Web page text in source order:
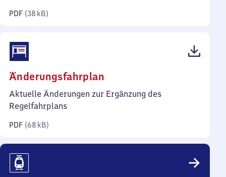
PDF (38 kB)
Änderungsfahrplan
68
Aktuelle Änderungen zur Ergänzung des
Regelfahrplans
PDF (68 kB)